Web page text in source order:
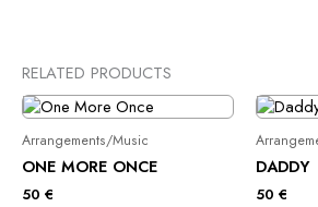
RELATED PRODUCTS
Arrangements/Music
ONE MORE ONCE
50 €
DADDY
50 €